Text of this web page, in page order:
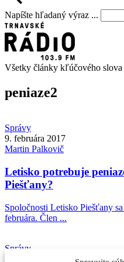
Napíšte hľadaný výraz ...
Všetky články kľúčového slova
peniaze2
Správy
9. februára 2017
Martin Palkovič
Letisko potrebuje
Piešťany?
Spoločnosti Letisko Piešťany
februára. Člen ...
Správy